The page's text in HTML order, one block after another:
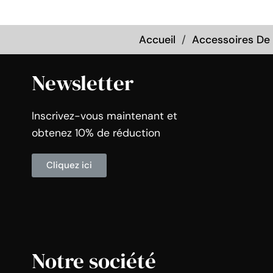
Accueil Accessoires
Newsletter
Inscrivez-vous maintenant et
obtenez 10% de réduction
Cliquez ici
Notre société